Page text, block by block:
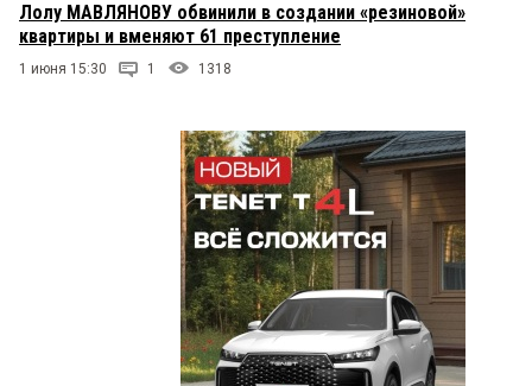
Лолу МАВЛЯНОВУ обвинили в создании «резиновой»
квартиры и вменяют 61 преступление
1 июня 15:30 1 1318